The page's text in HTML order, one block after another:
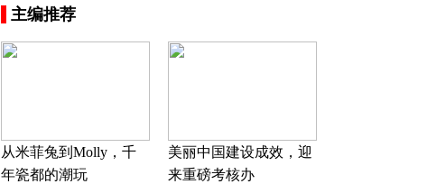
主编推荐
从米菲兔到Molly，千
年瓷都的潮玩
美丽中国建设成效，迎
来重磅考核办